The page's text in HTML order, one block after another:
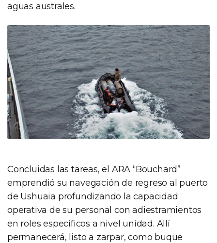
aguas australes.
Concluidas las tareas, el ARA “Bouchard”
emprendió su navegación de regreso al puerto
de Ushuaia profundizando la capacidad
operativa de su personal con adiestramientos
en roles específicos a nivel unidad. Allí
permanecerá, listo a zarpar, como buque